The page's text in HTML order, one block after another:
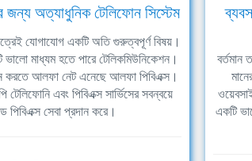
জন্য অত্যাধুনিক টেলিফোন সিস্টেম
যোগাযোগ একটি অতি গুরুত্বপূর্ণ বিষয়।
মাধ্যম হতে পারে টেলিকমিউনিকেশন।
করতে আলফা নেট এনেছে আলফা পিবিএক্স।
এবং পিবিএক্স সার্ভিসের সবন্বয়ে
পিবিএক্স সেবা প্রদান করে।
বর্তমান
একটি